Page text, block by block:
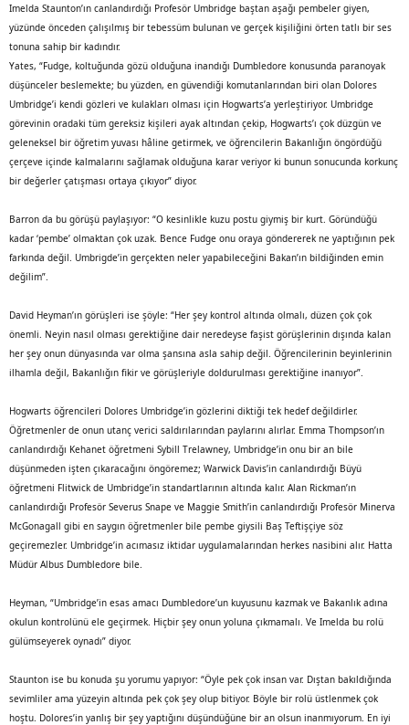
Imelda Staunton’ın canlandırdığı Profesör Umbridge baştan aşağı pembeler giyen,
yüzünde önceden çalışılmış bir tebessüm bulunan ve gerçek kişiliğini örten tatlı bir ses
tonuna sahip bir kadındır.
Yates, “Fudge, koltuğunda gözü olduğuna inandığı Dumbledore konusunda paranoyak
düşünceler beslemekte; bu yüzden, en güvendiği komutanlarından biri olan Dolores
Umbridge’i kendi gözleri ve kulakları olması için Hogwarts’a yerleştiriyor. Umbridge
görevinin oradaki tüm gereksiz kişileri ayak altından çekip, Hogwarts’ı çok düzgün ve
geleneksel bir öğretim yuvası hâline getirmek, ve öğrencilerin Bakanlığın öngördüğü
çerçeve içinde kalmalarını sağlamak olduğuna karar veriyor ki bunun sonucunda korkunç
bir değerler çatışması ortaya çıkıyor” diyor.
Barron da bu görüşü paylaşıyor: “O kesinlikle kuzu postu giymiş bir kurt. Göründüğü
kadar ‘pembe’ olmaktan çok uzak. Bence Fudge onu oraya göndererek ne yaptığının pek
farkında değil. Umbrigde’in gerçekten neler yapabileceğini Bakan’ın bildiğinden emin
değilim”.
David Heyman’ın görüşleri ise şöyle: “Her şey kontrol altında olmalı, düzen çok çok
önemli. Neyin nasıl olması gerektiğine dair neredeyse faşist görüşlerinin dışında kalan
her şey onun dünyasında var olma şansına asla sahip değil. Öğrencilerinin beyinlerinin
ilhamla değil, Bakanlığın fikir ve görüşleriyle doldurulması gerektiğine inanıyor”.
Hogwarts öğrencileri Dolores Umbridge’in gözlerini diktiği tek hedef değildirler.
Öğretmenler de onun utanç verici saldırılarından paylarını alırlar. Emma Thompson’ın
canlandırdığı Kehanet öğretmeni Sybill Trelawney, Umbridge’in onu bir an bile
düşünmeden işten çıkaracağını öngöremez; Warwick Davis’in canlandırdığı Büyü
öğretmeni Flitwick de Umbridge’in standartlarının altında kalır. Alan Rickman’ın
canlandırdığı Profesör Severus Snape ve Maggie Smith’in canlandırdığı Profesör Minerva
McGonagall gibi en saygın öğretmenler bile pembe giysili Baş Teftişçiye söz
geçiremezler. Umbridge’in acımasız iktidar uygulamalarından herkes nasibini alır. Hatta
Müdür Albus Dumbledore bile.
Heyman, “Umbridge’in esas amacı Dumbledore’un kuyusunu kazmak ve Bakanlık adına
okulun kontrolünü ele geçirmek. Hiçbir şey onun yoluna çıkmamalı. Ve Imelda bu rolü
gülümseyerek oynadı” diyor.
Staunton ise bu konuda şu yorumu yapıyor: “Öyle pek çok insan var. Dıştan bakıldığında
sevimliler ama yüzeyin altında pek çok şey olup bitiyor. Böyle bir rolü üstlenmek çok
hoştu. Dolores’in yanlış bir şey yaptığını düşündüğüne bir an olsun inanmıyorum. En iyi